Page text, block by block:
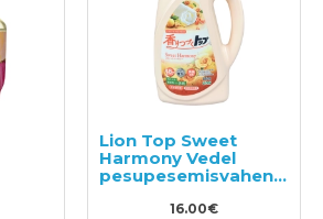
Lion Top Sweet
Harmony Vedel
pesupesemisvahend
16.00€